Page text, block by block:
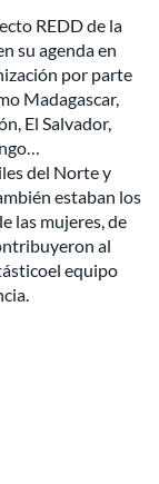
REDD de la
su agenda en
por parte
Madagascar,
El Salvador,
del Norte y
estaban los
las mujeres, de
al
equipo